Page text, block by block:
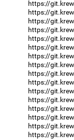
https://
https://
https://
https://
https://
https://
https://
https://
https://
https://
https://
https://
https://
https://
https://
https://